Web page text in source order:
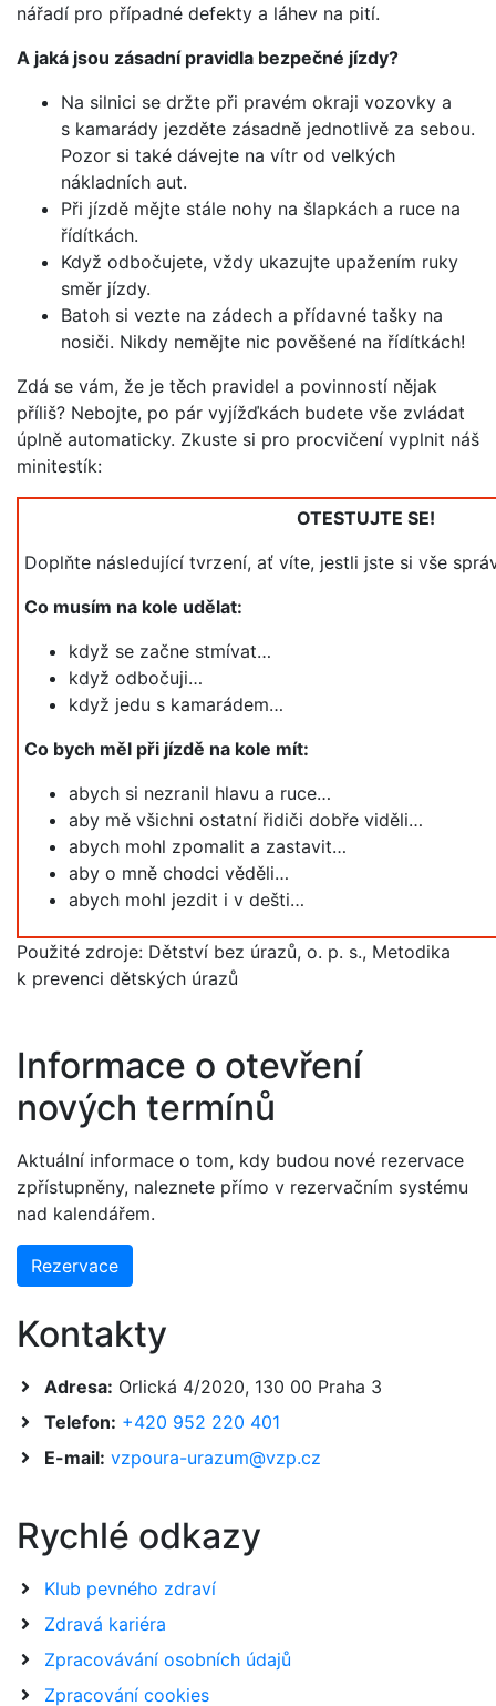
nářadí pro případné defekty a láhev na pití.
A jaká jsou zásadní pravidla bezpečné jízdy?
Na silnici se držte při pravém okraji vozovky a
s kamarády jezděte zásadně jednotlivě za sebou.
Pozor si také dávejte na vítr od velkých
nákladních aut.
Při jízdě mějte stále nohy na šlapkách a ruce na
řídítkách.
Když odbočujete, vždy ukazujte upažením ruky
směr jízdy.
Batoh si vezte na zádech a přídavné tašky na
nosiči. Nikdy nemějte nic pověšené na řídítkách!
Zdá se vám, že je těch pravidel a povinností nějak
příliš? Nebojte, po pár vyjížďkách budete vše zvládat
úplně automaticky. Zkuste si pro procvičení vyplnit náš
minitestík:
OTESTUJTE SE!
Doplňte následující tvrzení, ať víte, jestli jste si vše
Co musím na kole udělat:
když se začne stmívat…
když odbočuji…
když jedu s kamarádem…
Co bych měl při jízdě na kole mít:
abych si nezranil hlavu a ruce…
aby mě všichni ostatní řidiči dobře viděli…
abych mohl zpomalit a zastavit…
aby o mně chodci věděli…
abych mohl jezdit i v dešti…
Použité zdroje: Dětství bez úrazů, o. p. s., Metodika
k prevenci dětských úrazů
Informace o otevření
nových termínů
Aktuální informace o tom, kdy budou nové rezervace
zpřístupněny, naleznete přímo v rezervačním systému
nad kalendářem.
Rezervace
Kontakty
Adresa: Orlická 4/2020, 130 00 Praha 3
Telefon: +420 952 220 401
E-mail: vzpoura-urazum@vzp.cz
Rychlé odkazy
Klub pevného zdraví
Zdravá kariéra
Zpracovávání osobních údajů
Zpracování cookies